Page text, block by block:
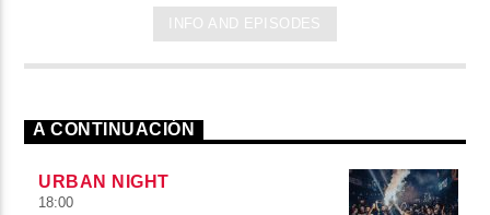
INFO AND EPISODES
A CONTINUACIÓN
URBAN NIGHT
18:00